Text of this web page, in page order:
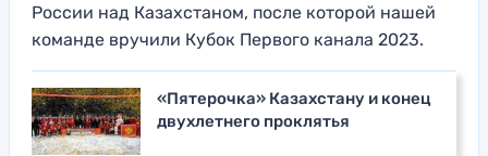
России над Казахстаном, после которой нашей
команде вручили Кубок Первого канала 2023.
«Пятерочка» Казахстану и конец
двухлетнего проклятья